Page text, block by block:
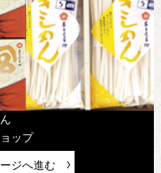
ップ
ジへ進む